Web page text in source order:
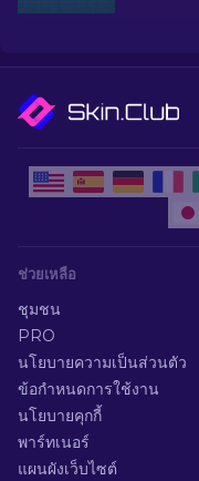
ช่วยเหลือ
ชุมชน
PRO
นโยบายความเป็นส่วนตัว
ข้อกำหนดการใช้งาน
นโยบายคุกกี้
พาร์ทเนอร์
แผนผังเว็บไซต์